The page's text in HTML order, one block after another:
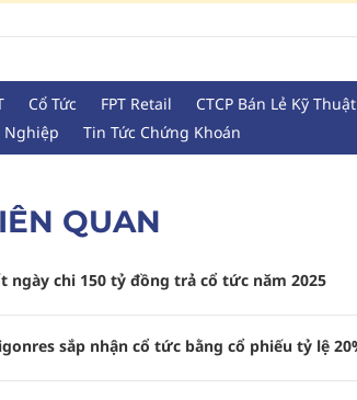
Cổ Tức FPT Retail CTCP Bán Lẻ Kỹ
Nghiệp
Tin Tức Chứng Khoán
QUAN
ngày chi 150 tỷ đồng trả cổ tức năm 2025
sắp nhận cổ tức bằng cổ phiếu tỷ lệ